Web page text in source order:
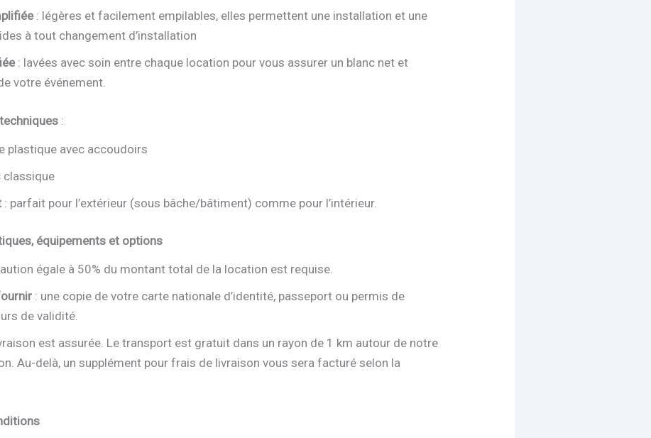
: légères et facilement empilables, elles permettent une installation et une
à tout changement d’installation
: lavées avec soin entre chaque location pour vous assurer un blanc net et
votre événement.
:
plastique avec accoudoirs
classique
: parfait pour l’extérieur (sous bâche/bâtiment) comme pour l’intérieur.
équipements et options
égale à 50% du montant total de la location est requise.
: une copie de votre carte nationale d’identité, passeport ou permis de
de validité.
est assurée. Le transport est gratuit dans un rayon de 1 km autour de notre
Au-delà, un supplément pour frais de livraison vous sera facturé selon la